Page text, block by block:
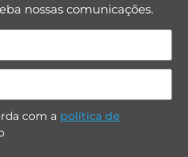
nossas comunicações.
com a política de